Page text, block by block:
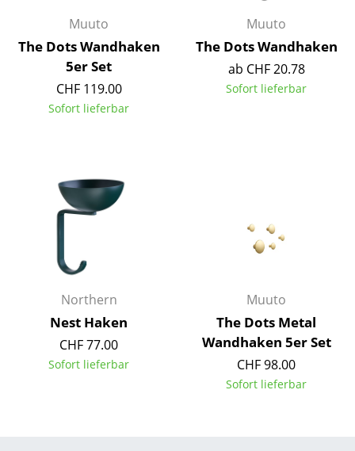
Einzelteile
Licht
Tischleuchten
Schreibtischleuchten
Bodenleuchten
Wandleuchten
Outdoor-Leuchten
Akkuleuchten
Muuto
The Dots Wandhaken
5er Set
CHF 119.00
Sofort lieferbar
Muuto
The Dots Wandhaken
ab CHF 20.78
Sofort lieferbar
Northern
Nest Haken
CHF 77.00
Sofort lieferbar
Muuto
The Dots Metal
Wandhaken 5er Set
CHF 98.00
Sofort lieferbar